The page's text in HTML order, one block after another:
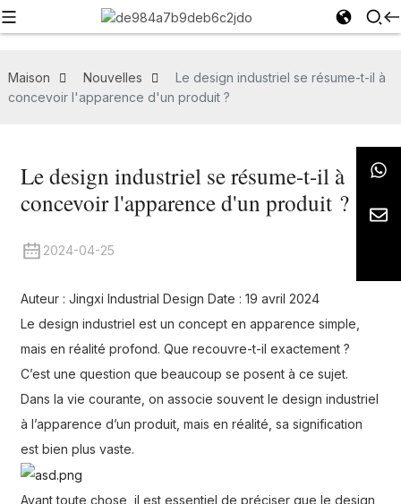
Maison Nouvelles
Le design industriel se résume-t-il à
concevoir l'apparence d'un produit ?
Le design industriel se résume-t-il à
concevoir l'apparence d'un produit ?
2024-04-25
Auteur : Jingxi Industrial Design Date : 19 avril 2024
Le design industriel est un concept en apparence simple,
mais en réalité profond. Que recouvre-t-il exactement ?
C’est une question que beaucoup se posent à ce sujet.
Dans la vie courante, on associe souvent le design industriel
à l’apparence d’un produit, mais en réalité, sa signification
est bien plus vaste.
Avant toute chose, il est essentiel de préciser que le design